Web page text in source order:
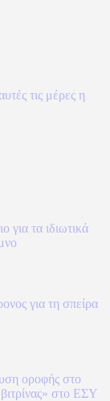
τις μέρες η
για τα ιδιωτικά
για τη σπείρα
οροφής στο
στο ΕΣΥ